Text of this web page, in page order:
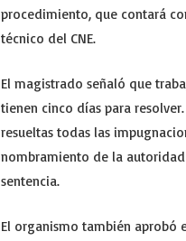
procedimiento, que contará
técnico del CNE.
El magistrado señaló que
tienen cinco días para
resueltas todas las
nombramiento de la
sentencia.
El organismo también aprobó